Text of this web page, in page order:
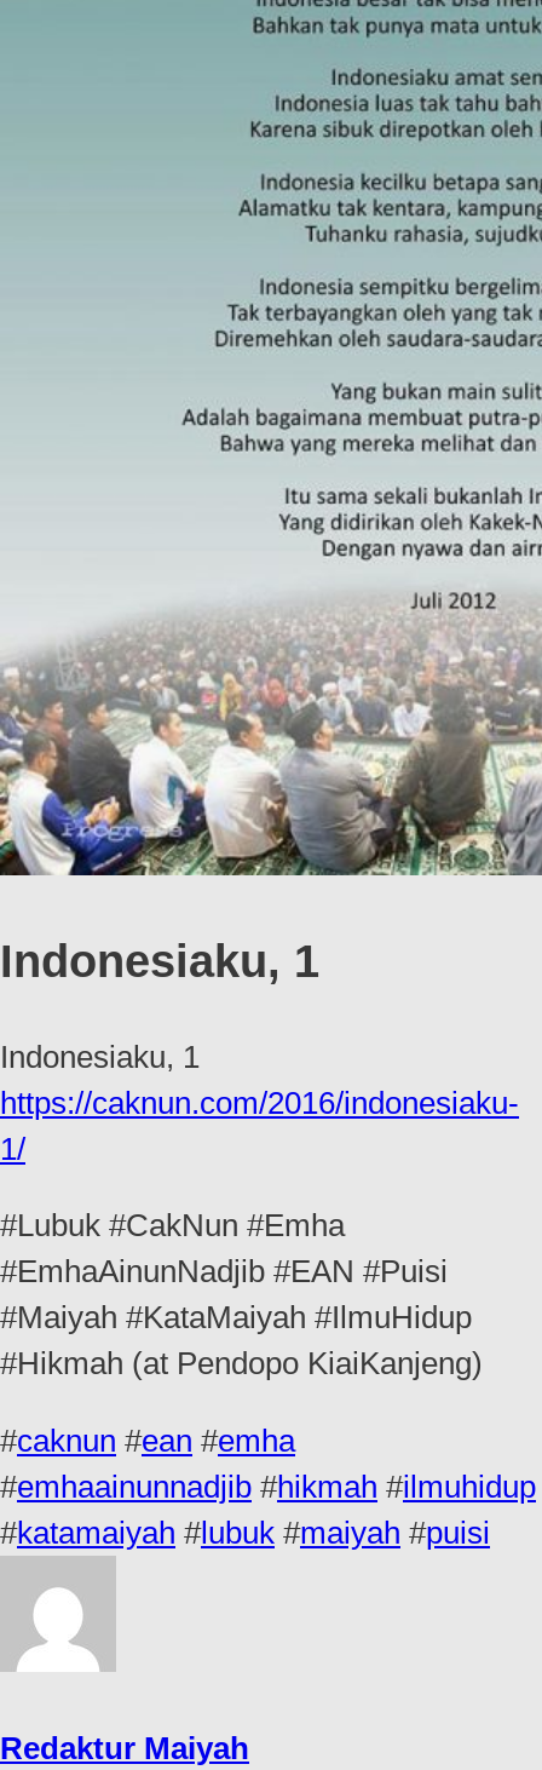
Indonesiaku, 1
Indonesiaku, 1
https://caknun.com/2016/indonesiaku-
1/
#Lubuk #CakNun #Emha
#EmhaAinunNadjib #EAN #Puisi
#Maiyah #KataMaiyah #IlmuHidup
#Hikmah (at Pendopo KiaiKanjeng)
#caknun #ean #emha
#emhaainunnadjib #hikmah #ilmuhidup
#katamaiyah #lubuk #maiyah #puisi
Redaktur Maiyah